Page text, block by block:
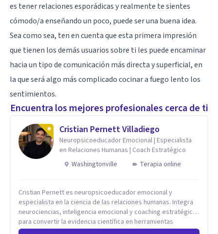
es tener relaciones esporádicas y realmente te sientes
cómodo/a enseñando un poco, puede ser una buena idea.
Sea como sea, ten en cuenta que esta primera impresión
que tienen los demás usuarios sobre ti les puede encaminar
hacia un tipo de comunicación más directa y superficial, en
la que será algo más complicado cocinar a fuego lento los
sentimientos.
Encuentra los mejores profesionales cerca de ti
Cristian Pernett Villadiego
Neuropsicoeducador Emocional | Especialista
en Relaciones Humanas | Coach Estratégico
Washingtonville
Terapia online
Cristian Pernett es neuropsicoeducador emocional y
especialista en la ciencia de las relaciones humanas. Integra
neurociencias, inteligencia emocional y coaching estratégico
para convertir la evidencia científica en herramientas
prácticas que mejoran la forma en que las personas viven,